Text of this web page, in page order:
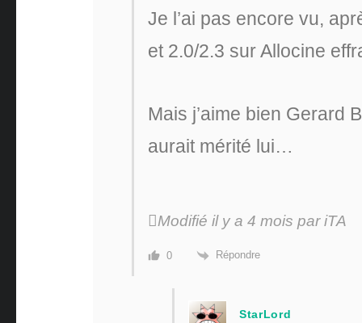
Je l’ai pas encore vu,
et 2.0/2.3 sur Allocine
Mais j’aime bien Gerard
aurait mérité lui…
Modifié il y a 4 mois par iTA
0 Répondre
StarLord